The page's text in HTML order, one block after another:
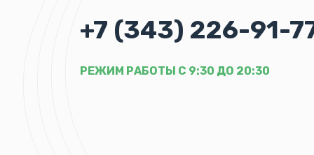
+7 (343) 226-91-
РЕЖИМ РАБОТЫ С 9:30 ДО 20:30